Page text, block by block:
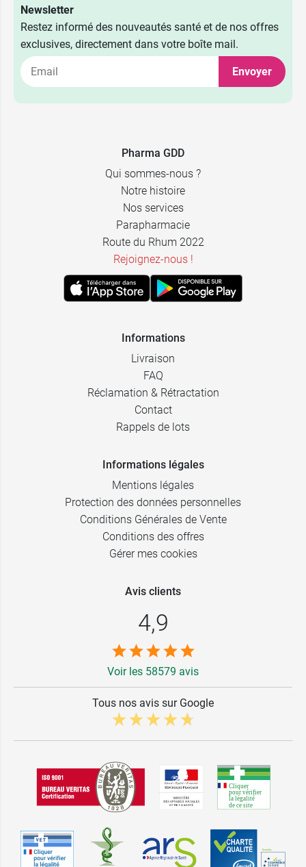
200 ml
Newsletter
Restez informé des nouveautés santé et de nos offres
exclusives, directement dans votre boîte mail.
Envoyer
Pharma GDD
Qui sommes-nous ?
Notre histoire
Nos services
Parapharmacie
Route du Rhum 2022
Rejoignez-nous !
Informations
Livraison
FAQ
Réclamation & Rétractation
Contact
Rappels de lots
Informations légales
Mentions légales
Protection des données personnelles
Conditions Générales de Vente
Conditions des offres
Gérer mes cookies
Avis clients
4,9
Voir les 58579 avis
Tous nos avis sur Google